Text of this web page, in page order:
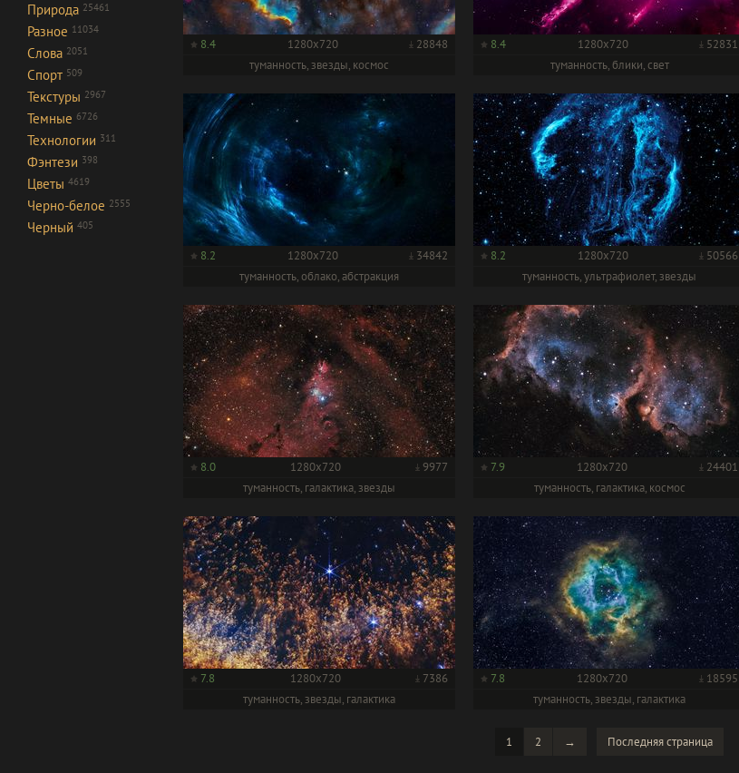
Природа 25461
Разное 11034
Слова 2051
Спорт 509
Текстуры 2967
Темные 6726
Технологии 311
Фэнтези 398
Цветы 4619
Черно-белое 2555
Черный 405
8.4 1280x720
28848
туманность, звезды, космос
8.4 1280x720
52831
туманность, блики, свет
8.2 1280x720
34842
туманность, облако, абстракция
8.2 1280x720
50566
туманность, ультрафиолет, звезды
8.0 1280x720
9977
туманность, галактика, звезды
7.9 1280x720
24401
туманность, галактика, космос
7.8 1280x720
7386
туманность, звезды, галактика
7.8 1280x720
18595
туманность, звезды, галактика
1 2 → Последняястраница